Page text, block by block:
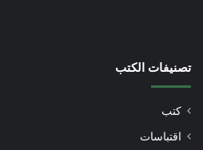
تصنيفات الكتب
كتب
اقتباسات